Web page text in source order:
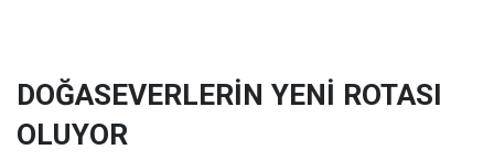
DOĞASEVERLERİN YENİ ROTASI
OLUYOR